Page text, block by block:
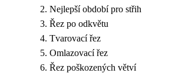
Nejlepší období pro střih
Řez po odkvětu
Tvarovací řez
Omlazovací řez
Řez poškozených větví